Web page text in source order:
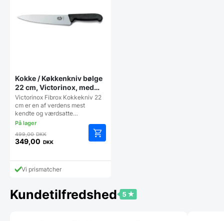
Kokke / Køkkenkniv bølge
22 cm, Victorinox, med
FIBROX-skaft og tænder
Victorinox Fibrox Kokkekniv 22
cm er en af verdens mest
kendte og værdsatte…
499,00DKKDen
oprindelige
var:
499,00 DKK.
349,00 DKK
aktuelle
prisVi prismatcher
Kundetilfredshed